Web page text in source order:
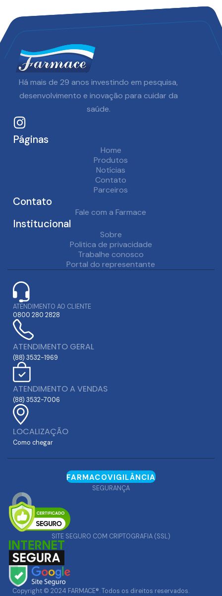
Há mais de29 anos investindo em pesquisa,
desenvolvimento e inovação para cuidar da
saúde.
Páginas
Home
Produtos
Notícias
Contato
Parceiros
Contato
Fale com a Farmace
Institucional
Sobre
Politica de privacidade
Trabalhe conosco
Portal do representante
ATENDIMENTO AO CLIENTE
0800 280 2828
ATENDIMENTO GERAL
(88) 3532-1969
ATENDIMENTO A VENDAS
(88) 3532-7006
LOCALIZAÇÃO
Como chegar
FARMACOVIGILÂNCIA
SEGURANÇA
SITE SEGURO COM CRIPTOGRAFIA (SSL)
Copyright © 2024 FARMACE®. Todos os direitos reservados.